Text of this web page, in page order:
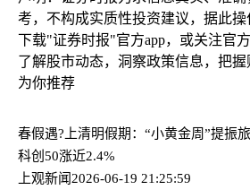
考，不构成实质性投资建议，据此操
下载"证券时报"官方app，或关注官
了解股市动态，洞察政策信息，把握
为你推荐
春假遇?上清明假期：“小黄金周”提振
科创50涨近2.4%
上观新闻2026-06-19 21:25:59